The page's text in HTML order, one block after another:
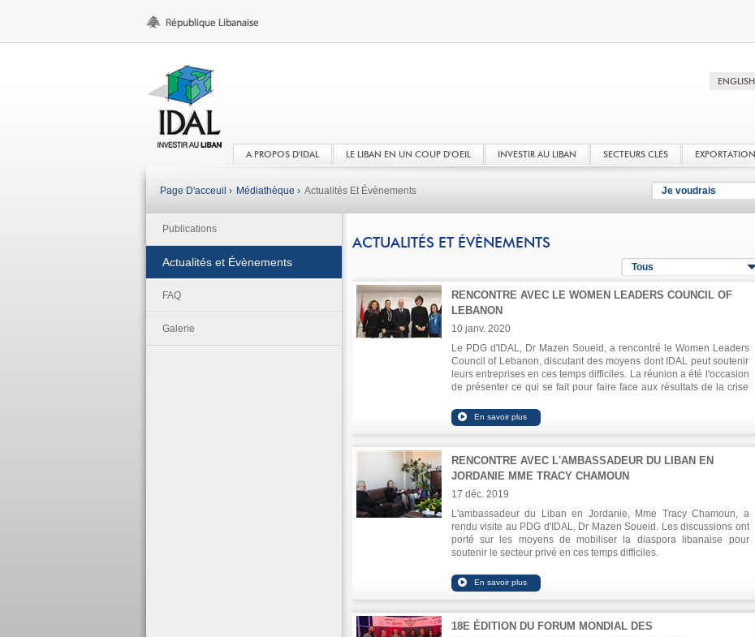
A PROPOS D'IDAL LE LIBAN EN UN COUP D'OEIL INVESTIR AU LIBAN SECTEURS CLÉS EXPORTATION
Je voudrais
Page D'acceuil › Médiathèque › Actualités Et Évènements
Publications
Actualités et Évènements
FAQ
Galerie
ACTUALITÉS ET ÉVÈNEMENTS
Tous
RENCONTRE AVEC LE WOMEN LEADERS COUNCIL OF
LEBANON
10 janv. 2020
Le PDG d'IDAL, Dr Mazen Soueid, a rencontré le Women Leaders
Council of Lebanon, discutant des moyens dont IDAL peut soutenir
leurs entreprises en ces temps difficiles. La réunion a été l'occasion
de présenter ce qui se fait pour faire face aux résultats de la crise
RENCONTRE AVEC L'AMBASSADEUR DU LIBAN EN
JORDANIE MME TRACY CHAMOUN
17 déc. 2019
L'ambassadeur du Liban en Jordanie, Mme Tracy Chamoun, a
rendu visite au PDG d'IDAL, Dr Mazen Soueid. Les discussions ont
porté sur les moyens de mobiliser la diaspora libanaise pour
soutenir le secteur privé en ces temps difficiles.
18E ÉDITION DU FORUM MONDIAL DES